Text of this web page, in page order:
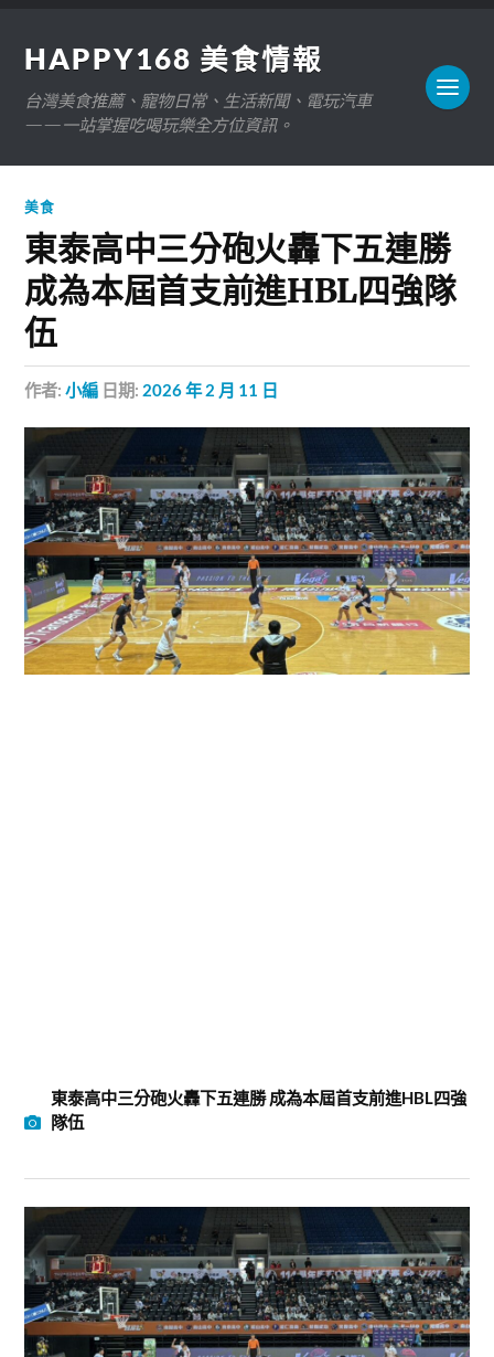
HAPPY168 美食情報
台灣美食推薦、寵物日常、生活新聞、電玩汽車
——一站掌握吃喝玩樂全方位資訊。
美食
東泰高中三分砲火轟下五連勝
成為本屆首支前進HBL四強隊
伍
作者:小編 日期: 2026 年 2 月 11 日
東泰高中三分砲火轟下五連勝 成為本屆首支前進HBL四強
隊伍